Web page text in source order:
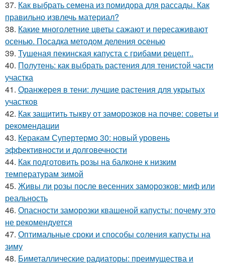
37. Как выбрать семена из помидора для рассады. Как
правильно извлечь материал?
38. Какие многолетние цветы сажают и пересаживают
осенью. Посадка методом деления осенью
39. Тушеная пекинская капуста с грибами рецепт..
40. Полутень: как выбрать растения для тенистой части
участка
41. Оранжерея в тени: лучшие растения для укрытых
участков
42. Как защитить тыкву от заморозков на почве: советы и
рекомендации
43. Керакам Супертермо 30: новый уровень
эффективности и долговечности
44. Как подготовить розы на балконе к низким
температурам зимой
45. Живы ли розы после весенних заморозков: миф или
реальность
46. Опасности заморозки квашеной капусты: почему это
не рекомендуется
47. Оптимальные сроки и способы соления капусты на
зиму
48. Биметаллические радиаторы: преимущества и